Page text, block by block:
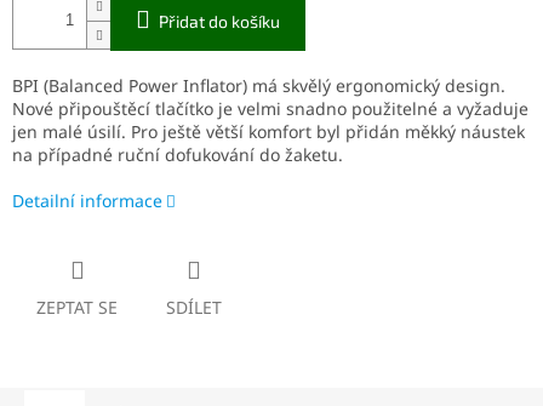
Přidat do košíku
BPI (Balanced Power Inflator) má skvělý ergonomický design.
Nové připouštěcí tlačítko je velmi snadno použitelné a vyžaduje
jen malé úsilí. Pro ještě větší komfort byl přidán měkký náustek
na případné ruční dofukování do žaketu.
Detailní informace
ZEPTAT SE SDÍLET